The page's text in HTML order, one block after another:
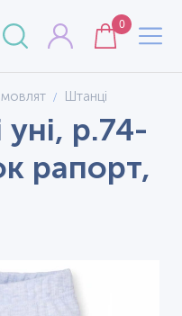
0
Штанці
р.74-
рапорт,